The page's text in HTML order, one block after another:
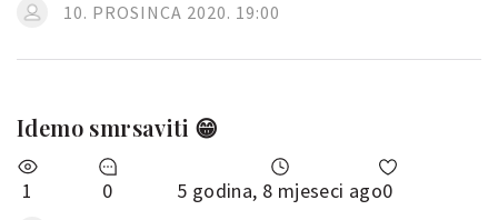
10. PROSINCA 2020. 19:00
Idemo smrsaviti 😁
1 0 5 godina, 8 mjeseci ago0